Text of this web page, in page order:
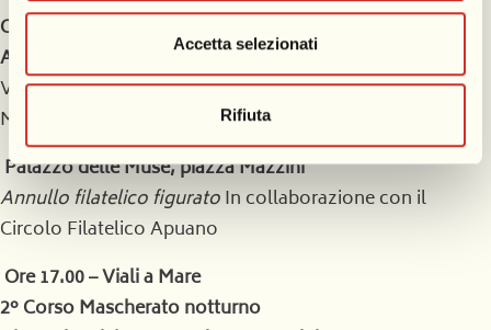
Accetta selezionati
Rifiuta
Ore 15.30 – Ritrovo in piazza Mazzini (zona fontana)
Alla scoperta delle opere allegoriche di 1ª categoria
Visita guidata all’interno del circuito del Corso
Mascherato.
Prenotazione obbligatoria: 342 9207959
Palazzo delle Muse, piazza Mazzini
Annullo filatelico figuratoIn collaborazione con il
Circolo Filatelico Apuano
Ore 17.00 – Viali a Mare
2° Corso Mascherato notturno